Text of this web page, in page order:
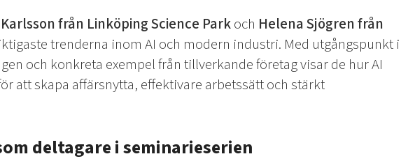
från Linköping Science Parkoch Helena Sjögren från
trenderna inom AI och modern industri. Med utgångspunkt i
och konkreta exempel från tillverkande företag visar de hur AI
att skapa affärsnytta, effektivare arbetssätt och stärkt
deltagare i seminarieserien